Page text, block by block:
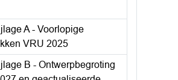
A - Voorlopige
VRU 2025
B - Ontwerpbegroting